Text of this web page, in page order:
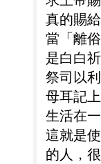
真的賜
當「離
是白白
祭司以
母耳記
生活在
這就是
的人，